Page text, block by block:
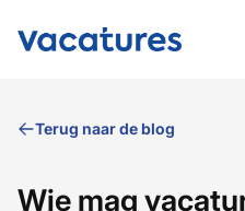
MaritiemeVacatures.nl
Terug naar de blog
Wie mag